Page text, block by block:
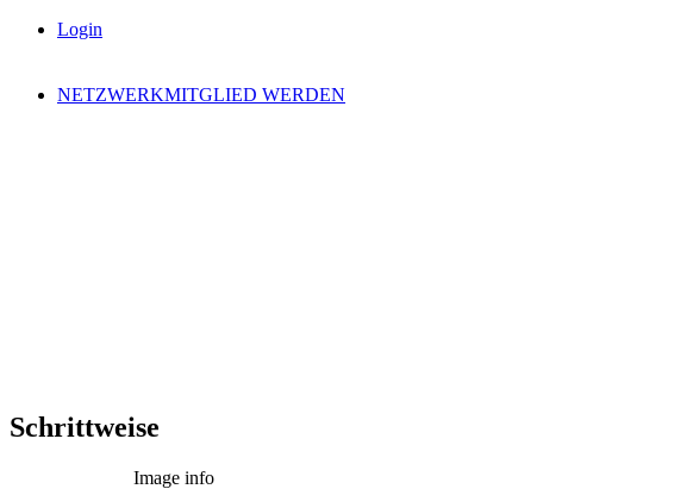
Login
NETZWERKMITGLIED WERDEN
Schrittweise
Image info